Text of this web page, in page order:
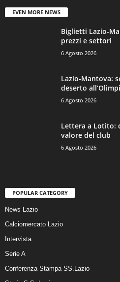
EVEN MORE NEWS
Biglietti Lazio-
prezzi e settori
6 Agosto 2026
Lazio-Mantova:
deserto
6 Agosto 2026
Lettera a Lotito:
valore del club
6 Agosto 2026
POPULAR CATEGORY
News Lazio
Calciomercato Lazio
Intervista
Serie A
Conferenza Stampa SS.Lazio